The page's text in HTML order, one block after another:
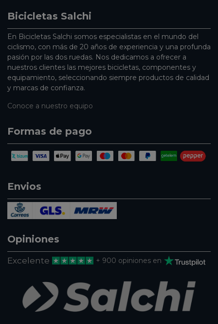
Bicicletas Salchi
En Bicicletas Salchi somos especialistas en el mundo del
ciclismo, con más de 20 años de experiencia y una profunda
pasión por las dos ruedas. Nos dedicamos a ofrecer a
nuestros clientes las mejores bicicletas, componentes y
equipamiento, seleccionando siempre productos de calidad
y marcas de confianza.
Conoce a nuestro equipo
Formas de pago
Envios
Opiniones
Excelente + 900 opiniones en